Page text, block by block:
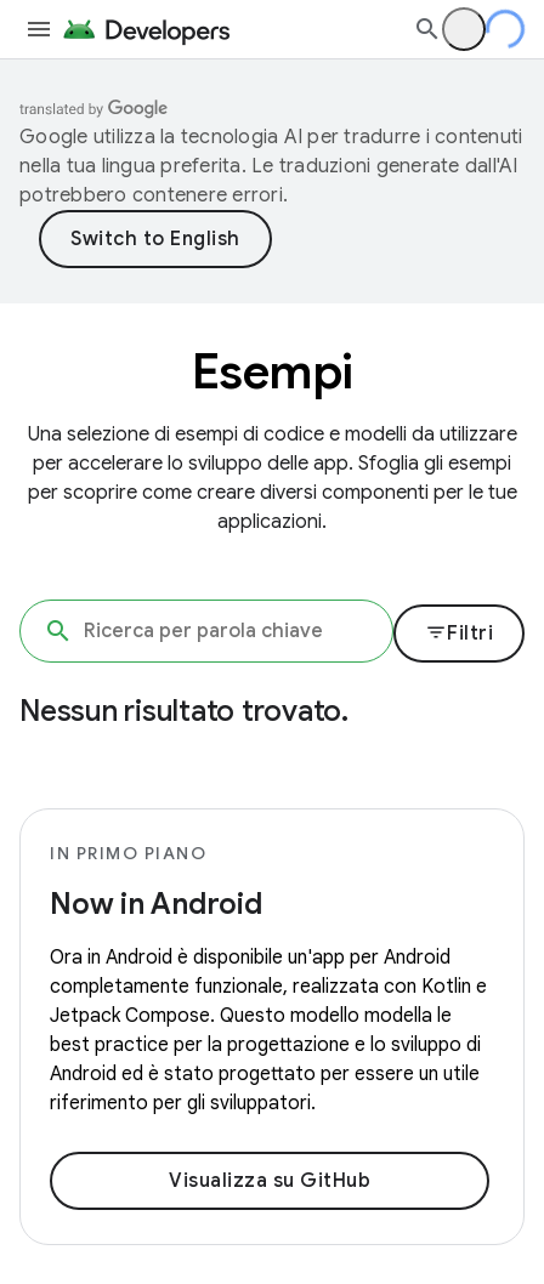
Google utilizza la tecnologia AI per tradurre i contenuti
nella tua lingua preferita. Le traduzioni generate dall'AI
potrebbero contenere errori.
Esempi
Una selezione di esempi di codice e modelli da utilizzare
per accelerare lo sviluppo delle app. Sfoglia gli esempi
per scoprire come creare diversi componenti per le tue
applicazioni.
filter_listFiltri
Nessun risultato trovato.
IN PRIMO PIANO
Now in Android
Ora in Android è disponibile un'app per Android
completamente funzionale, realizzata con Kotlin e
Jetpack Compose. Questo modello modella le
best practice per la progettazione e lo sviluppo di
Android ed è stato progettato per essere un utile
riferimento per gli sviluppatori.
Visualizza su GitHub